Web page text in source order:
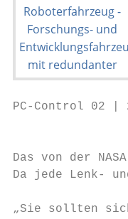
PC-Control 02 |
Das von der
Da jede Lenk-
„Sie sollten sich